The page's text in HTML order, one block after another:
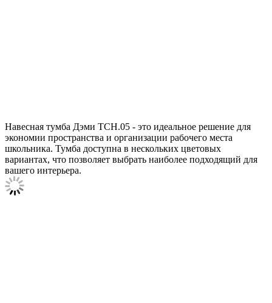
Навесная тумба Дэми ТСН.05 - это идеальное решение для
экономии пространства и организации рабочего места
школьника. Тумба доступна в нескольких цветовых
вариантах, что позволяет выбрать наиболее подходящий для
вашего интерьера.